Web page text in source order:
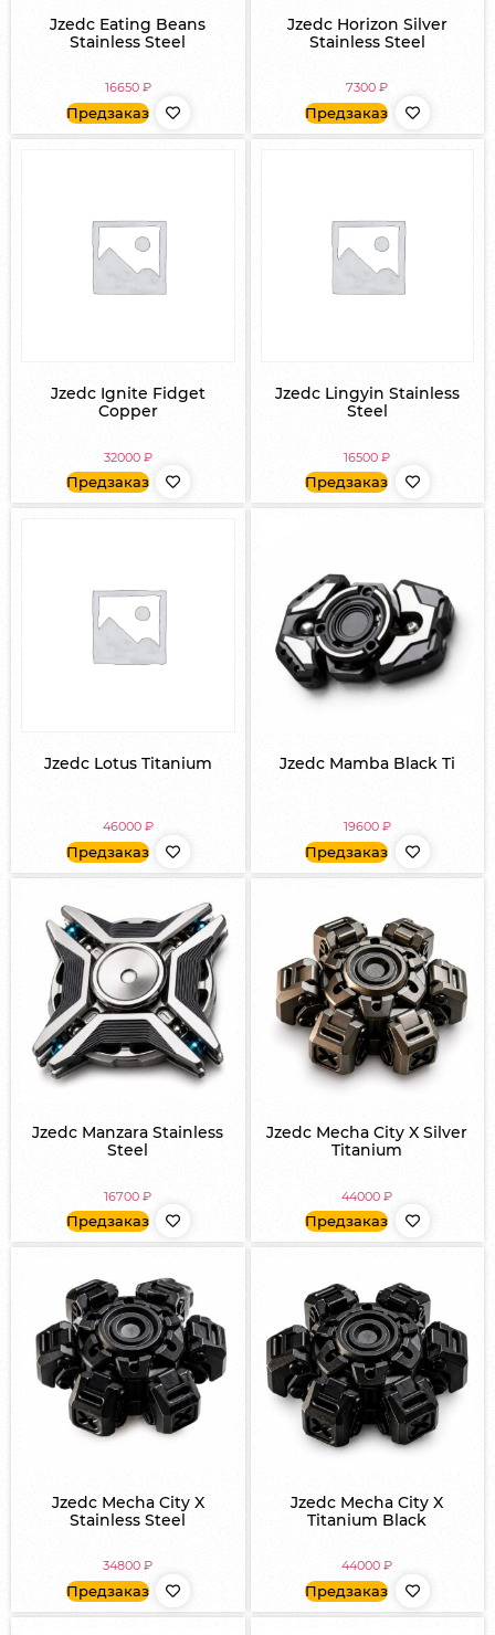
Jzedc Eating Beans
Stainless Steel
16650 ₽
Предзаказ
Jzedc Horizon Silver
Stainless Steel
7300₽
Предзаказ
Jzedc Ignite Fidget
Copper
32000 ₽
Предзаказ
Jzedc Lingyin Stainless
Steel
16500₽
Предзаказ
Jzedc Lotus Titanium
46000 ₽
Предзаказ
Jzedc Mamba Black Ti
19600 ₽
Предзаказ
Jzedc Manzara Stainless
Steel
16700₽
Предзаказ
Jzedc Mecha City X Silver
Titanium
44000₽
Предзаказ
Jzedc Mecha City X
Stainless Steel
34800₽
Предзаказ
Jzedc Mecha City X
Titanium Black
44000₽
Предзаказ